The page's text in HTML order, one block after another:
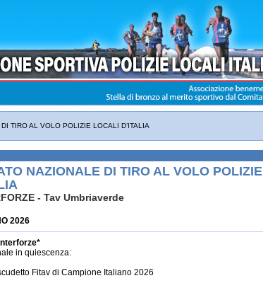
TIRO AL VOLO POLIZIE LOCALI D’ITALIA
NAZIONALE DI TIRO AL VOLO POLIZIE
- Tav Umbriaverde
2026
in quiescenza:
Fitav di Campione Italiano 2026